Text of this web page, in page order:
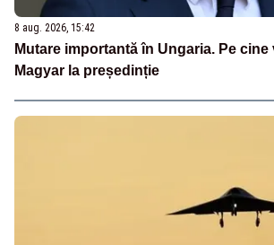
8 aug. 2026, 15:42
Mutare importantă în Ungaria. Pe cine
Magyar la președinție